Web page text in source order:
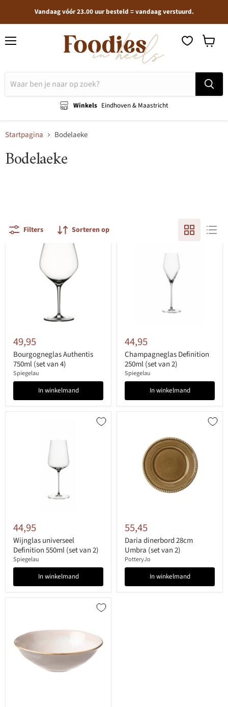
Vandaag vóór 23.00 uur besteld = vandaag verstuurd.
Winkels Eindhoven & Maastricht
Startpagina Bodelaeke
Bodelaeke
Filters Sorteren op
49,95
Bourgogneglas Authentis
750ml (set van 4)
Spiegelau
In winkelmand
44,95
Champagneglas Definition
250ml (set van 2)
Spiegelau
In winkelmand
44,95
Wijnglas universeel
Definition 550ml (set van 2)
Spiegelau
In winkelmand
55,45
Daria dinerbord 28cm
Umbra (set van 2)
PotteryJo
In winkelmand